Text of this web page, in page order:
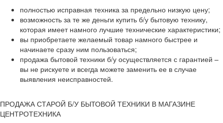
полностью исправная техника за предельно низкую цену;
возможность за те же деньги купить б/у бытовую технику,
которая имеет намного лучшие технические характеристики;
вы приобретаете желаемый товар намного быстрее и
начинаете сразу ним пользоваться;
продажа бытовой техники б/у осуществляется с гарантией –
вы не рискуете и всегда можете заменить ее в случае
выявления неисправностей.
ПРОДАЖА СТАРОЙ Б/У БЫТОВОЙ ТЕХНИКИ В МАГАЗИНЕ
ЦЕНТРОТЕХНИКА